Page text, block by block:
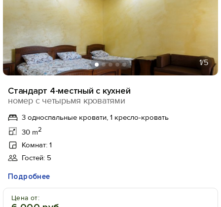
1/5
Стандарт 4-местный с кухней
номер с четырьмя кроватями
3 односпальные кровати, 1 кресло-кровать
30 m2
Комнат: 1
Гостей: 5
Подробнее
Цена от: